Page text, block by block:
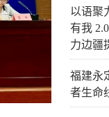
以语聚
有我
力边疆
福建永
者生命